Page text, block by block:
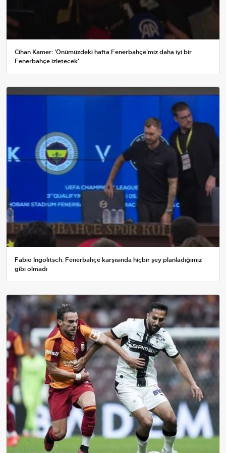
Cihan Kamer: 'Önümüzdeki hafta Fenerbahçe'miz daha iyi bir
Fenerbahçe izletecek'
Fabio Ingolitsch: Fenerbahçe karşısında hiçbir şey planladığımız
gibi olmadı